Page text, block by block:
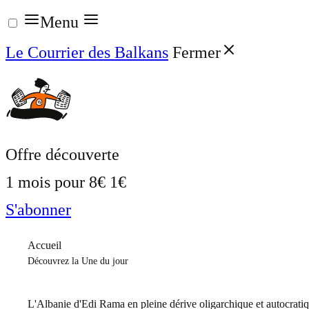
Aller
au
contenu
Menu
Le Courrier des Balkans Fermer
Offre découverte
1 mois pour 8€ 1€
S'abonner
Accueil
Découvrez la Une du jour
L'Albanie d'Edi Rama en pleine dérive oligarchique et